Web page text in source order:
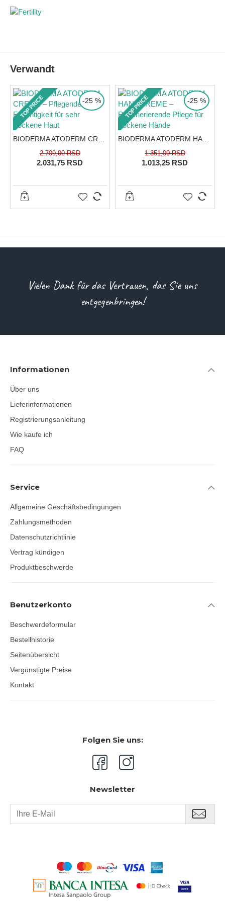
Hautfeuchtigkeit für
Monaten anwenden. Bei der ersten Anwendung fest auf die
Kappe drücken, um das Vitamin-C-Pulver freizusetzen,
Pipette aufsetzen und 10 Sekunden schütteln. 5 Tropfen auf
das gereinigte Gesicht und den Hals auftragen.
Packung:15 ml
Verwandt
TOP PRICE -25 %
2.031,75 RSD
2.709,00 RSD
TOP PRICE -25 %
BIODERMA ATODERM HANDCREME – Regenerierende Pflege für trockene Hände
1.013,25 RSD
1.351,00 RSD
Vielen Dank für das Vertrauen, das Sie uns
entgegenbringen!
Informationen
Über uns
Lieferinformationen
Registrierungsanleitung
Wie kaufe ich
FAQ
Service
Allgemeine Geschäftsbedingungen
Zahlungsmethoden
Datenschutzrichtlinie
Vertrag kündigen
Produktbeschwerde
Benutzerkonto
Beschwerdeformular
Bestellhistorie
Seitenübersicht
Vergünstigte Preise
Kontakt
Folgen Sie uns:
Newsletter